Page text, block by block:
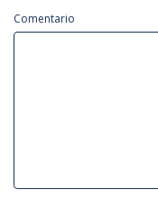
Comentario